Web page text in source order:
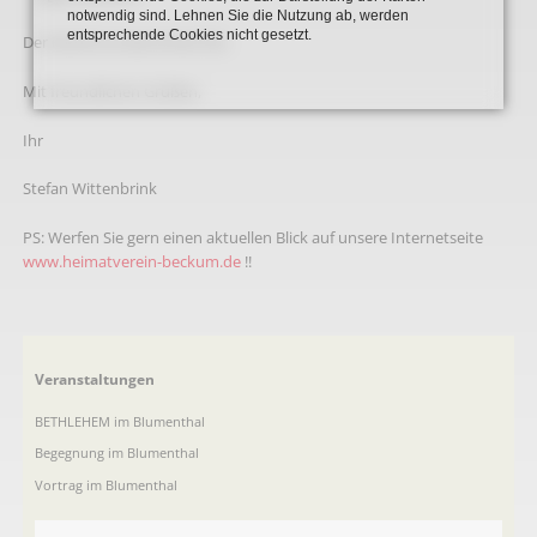
Der Eintritt ist wie immer frei.
Mit freundlichen Grüßen,
Ihr
Stefan Wittenbrink
PS: Werfen Sie gern einen aktuellen Blick auf unsere Internetseite
www.heimatverein-beckum.de!!
Navigation
Veranstaltungen
BETHLEHEM im Blumenthal
Begegnung im Blumenthal
Vortrag im Blumenthal
notwendig sind. Lehnen Sie die Nutzung ab, werden
entsprechende Cookies nicht gesetzt.